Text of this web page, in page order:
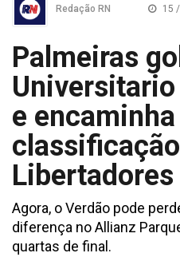
Redação RN 15
Palmeiras
e encaminha
Libertadores
Agora, o Verdão pode
diferença no Allianz
quartas de final.